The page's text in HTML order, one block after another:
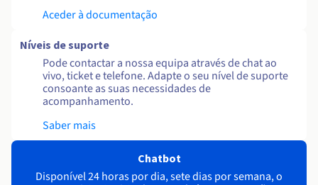
Aceder à documentação
Níveis de suporte
Pode contactar a nossa equipa através de chat ao
vivo, ticket e telefone. Adapte o seu nível de suporte
consoante as suas necessidades de
acompanhamento.
Saber mais
Chatbot
Disponível 24 horas por dia, sete dias por semana, o